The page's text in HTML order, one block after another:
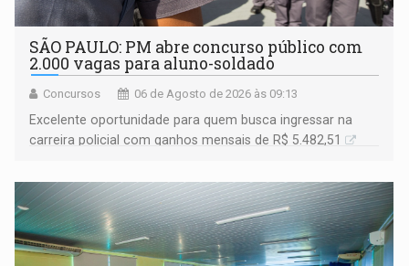
SÃO PAULO: PM abre concurso público com
2.000 vagas para aluno-soldado
Concursos 06 de Agosto de 2026 às 09:13
Excelente oportunidade para quem busca ingressar na
carreira policial com ganhos mensais de R$ 5.482,51